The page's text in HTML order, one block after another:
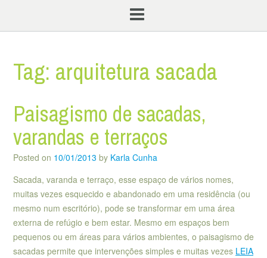
Tag: arquitetura sacada
Paisagismo de sacadas,
varandas e terraços
Posted on 10/01/2013 by Karla Cunha
Sacada, varanda e terraço, esse espaço de vários nomes,
muitas vezes esquecido e abandonado em uma residência (ou
mesmo num escritório), pode se transformar em uma área
externa de refúgio e bem estar. Mesmo em espaços bem
pequenos ou em áreas para vários ambientes, o paisagismo de
sacadas permite que intervenções simples e muitas vezes LEIA